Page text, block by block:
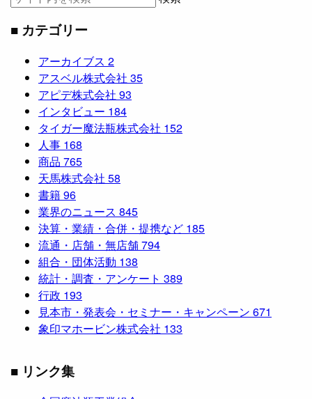
■ カテゴリー
アーカイブス 2
アスベル株式会社 35
アピデ株式会社 93
インタビュー 184
タイガー魔法瓶株式会社 152
人事 168
商品 765
天馬株式会社 58
書籍96
業界のニュース 845
決算・業績・合併・提携など 185
流通・店舗・無店舗794
組合・団体活動 138
統計・調査・アンケート 389
行政 193
見本市・発表会・セミナー・キャンペーン 671
象印マホービン株式会社 133
■ リンク集